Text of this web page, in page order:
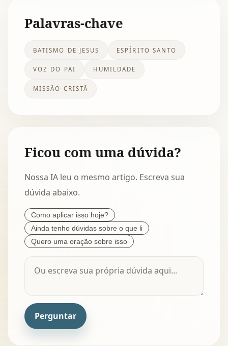
Palavras-chave
BATISMO DE JESUS ESPÍRITO SANTO
VOZ DO PAI HUMILDADE
MISSÃO CRISTÃ
Ficou com uma dúvida?
Nossa IA leu o mesmo artigo. Escreva sua
dúvida abaixo.
Como aplicar isso hoje?
Ainda tenho dúvidas sobre o que li
Quero uma oração sobre isso
Perguntar